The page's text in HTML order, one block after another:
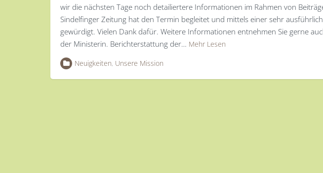
wir die nächsten Tage noch detailiertere Informationen im Rahmen von
Sindelfinger Zeitung hat den Termin begleitet und mittels einer sehr
gewürdigt. Vielen Dank dafür. Weitere Informationen entnehmen Sie gerne
der Ministerin. Berichterstattung der… Mehr Lesen
Neuigkeiten, Unsere Mission